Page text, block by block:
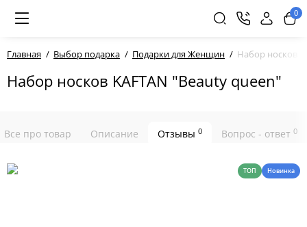
0
Главная Выбор подарка Подарки для Женщин Набор носков
Набор носков KAFTAN "Beauty queen"
Все про товар Описание Отзывы 0 Вопрос - ответ 0
ТОП Новинка